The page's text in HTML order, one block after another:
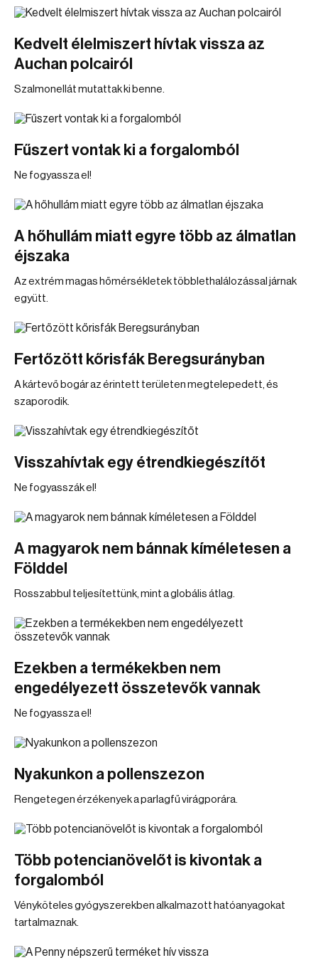
Kedvelt élelmiszert hívtak vissza az
Auchan polcairól
Szalmonellát mutattak ki benne.
Fűszert vontak ki a forgalomból
Ne fogyassza el!
A hőhullám miatt egyre több az álmatlan
éjszaka
Az extrém magas hőmérsékletek többlethalálozással járnak
együtt.
Fertőzött kőrisfák Beregsurányban
A kártevő bogár az érintett területen megtelepedett, és
szaporodik.
Visszahívtak egy étrendkiegészítőt
Ne fogyasszák el!
A magyarok nem bánnak kíméletesen a
Földdel
Rosszabbul teljesítettünk, mint a globális átlag.
Ezekben a termékekben nem
engedélyezett összetevők vannak
Ne fogyassza el!
Nyakunkon a pollenszezon
Rengetegen érzékenyek a parlagfű virágporára.
Több potencianövelőt is kivontak a
forgalomból
Vényköteles gyógyszerekben alkalmazott hatóanyagokat
tartalmaznak.